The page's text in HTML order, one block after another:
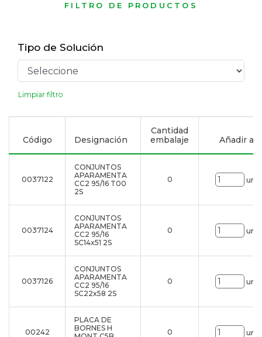
FILTRO DE PRODUCTOS
Tipo de Solución
Limpiar filtro
Código Designación
Cantidad
embalaje
Añadir a
0037122
CONJUNTOS
APARAMENTA
CC2 95/16 T00
2S
0 uni.
0037124
CONJUNTOS
APARAMENTA
CC2 95/16
SC14x51 2S
0 uni.
0037126
CONJUNTOS
APARAMENTA
CC2 95/16
SC22x58 2S
0 uni.
00242
PLACA DE
BORNES H
0 uni.